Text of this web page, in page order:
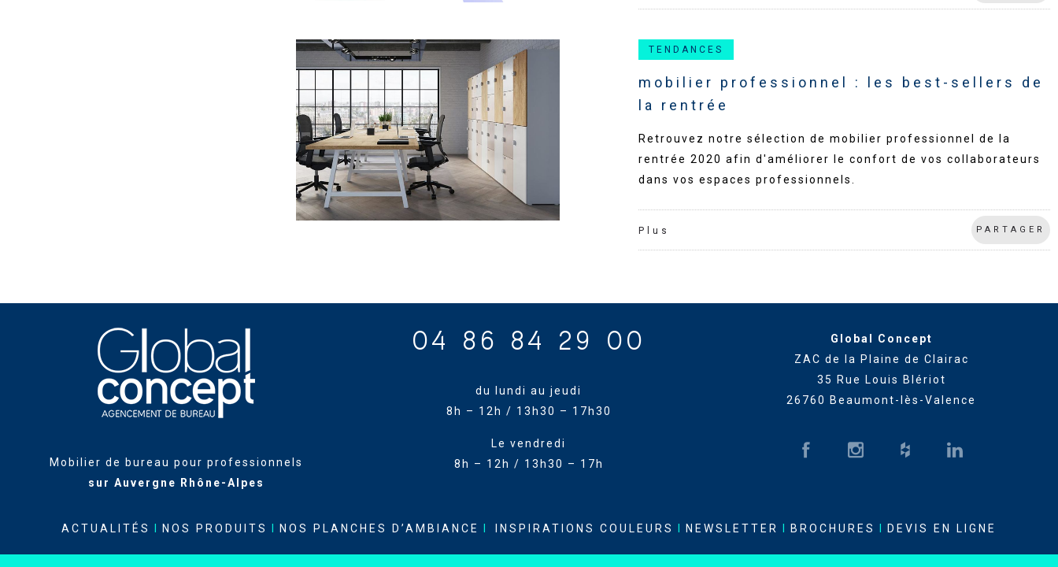
TENDANCES
mobilier professionnel : les best-sellers de
la rentrée
Retrouvez notre sélection de mobilier professionnel de la
rentrée 2020 afin d'améliorer le confort de vos collaborateurs
dans vos espaces professionnels.
Plus PARTAGER
Mobilier de bureau pour professionnels
sur Auvergne Rhône-Alpes
04 86 84 29 00
du lundi au jeudi
8h – 12h / 13h30 – 17h30
Le vendredi
8h – 12h / 13h30 – 17h
Global Concept
ZAC de la Plaine de Clairac
35 Rue Louis Blériot
26760 Beaumont-lès-Valence
ACTUALITÉS NOS PRODUITS NOS PLANCHES D’AMBIANCE INSPIRATIONS COULEURS NEWSLETTER BROCHURES DEVIS EN LIGNE